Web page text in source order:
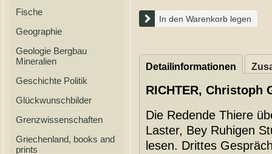
Fische
Geographie
Geologie Bergbau
Mineralien
Geschichte Politik
Glückwunschbilder
Grenzwissenschaften
Griechenland, books and
prints
In den Warenkorb legen
Detailinformationen
RICHTER, Christoph
Die Redende Thiere
Laster, Bey Ruhigen
lesen. Drittes